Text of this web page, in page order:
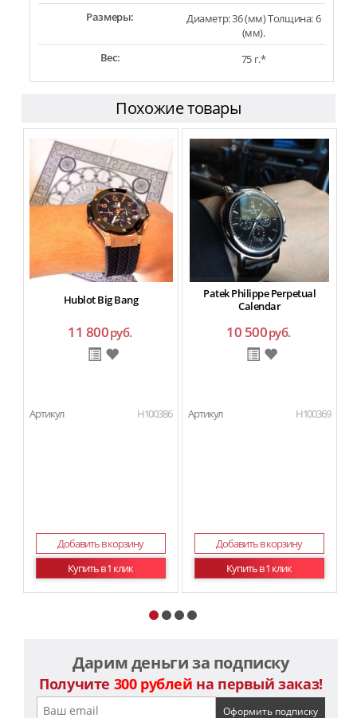
Размеры:
Диаметр: 36 (мм) Толщина: 6
(мм).
Вес:
75 г.*
Похожие товары
Hublot Big Bang
11 800руб.
Артикул H100386
Добавить в корзину
Купить в 1 клик
Patek Philippe Perpetual
Calendar
10 500руб.
Артикул H100369
Добавить в корзину
Купить в 1 клик
Дарим деньги за подписку
Получите 300 рублей на первый заказ!